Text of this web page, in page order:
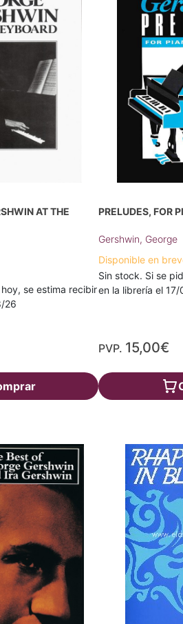
AT THE
se estima recibir
26
PRELUDES, FOR
Gershwin, George
Disponible en
Sin stock. Si se
en la librería el
PVP. 15,00€